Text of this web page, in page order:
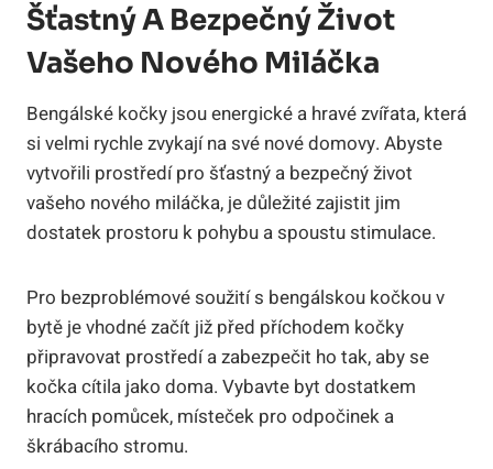
Šťastný ⁣a Bezpečný ‌život⁤
Vašeho Nového Miláčka
Bengálské kočky jsou energické⁣ a hravé zvířata, která
​si ⁢velmi rychle zvykají na své nové domovy.‌ Abyste
vytvořili prostředí pro šťastný a ‍bezpečný život
vašeho ​nového miláčka, je​ důležité zajistit jim
dostatek prostoru‌ k pohybu ​a spoustu stimulace.
Pro bezproblémové ⁢soužití s bengálskou​ kočkou v
bytě je vhodné začít již před příchodem‌ kočky
připravovat prostředí a zabezpečit ho​ tak, aby se
kočka cítila jako doma. Vybavte byt dostatkem
hracích⁢ pomůcek, místeček pro odpočinek ⁣a
škrábacího stromu.